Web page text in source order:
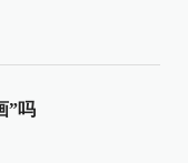
”吗